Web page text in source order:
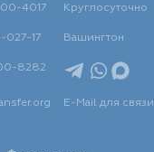
4017 Круглосуточно
027-17 Вашингтон
8282
E-Mail для связи